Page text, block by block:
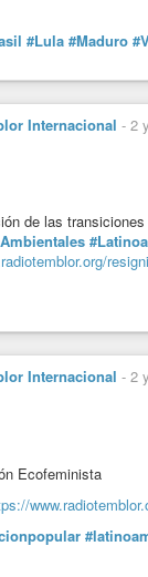
#Lula #Maduro
Internacional - 2
de las
Internacional - 2
Ecofeminista